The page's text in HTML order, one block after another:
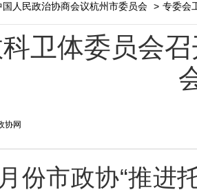
国人民政治协商会议杭州市委员会 > 专委会
卫体委员会
协网
份市政协“推进